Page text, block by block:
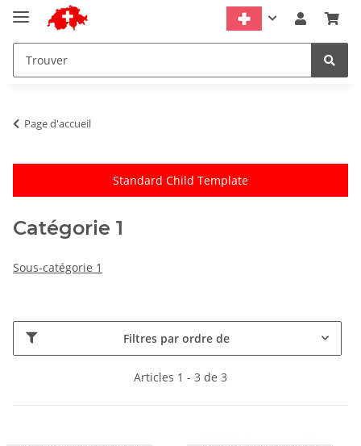
Page d'accueil
Standard Child Template
Catégorie 1
Sous-catégorie 1
Filtres par ordre de
Articles 1 - 3 de 3